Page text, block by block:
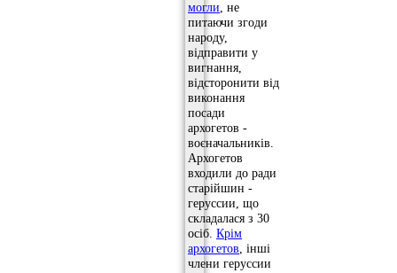
могли, не
питаючи згоди
народу,
відправити у
вигнання,
відсторонити від
виконання
посади
архогетов -
воєначальників.
Архогетов
входили до ради
старійшин -
геруссии, що
складалася з 30
осіб. Крім
архогетов, інші
члени геруссии